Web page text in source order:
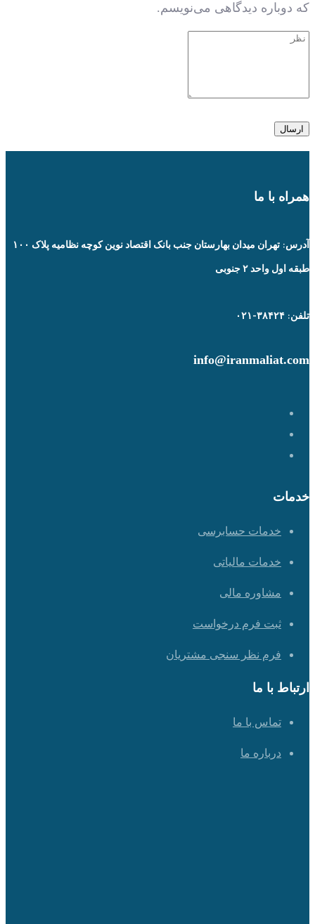
که دوباره دیدگاهی می‌نویسم.
همراه با ما
آدرس: تهران میدان بهارستان جنب بانک اقتصاد نوین کوچه نظامیه پلاک ۱۰۰
طبقه اول واحد ۲ جنوبی
تلفن: ۳۸۴۲۴-۰۲۱
info@iranmaliat.com
خدمات
خدمات حسابرسی
خدمات مالیاتی
مشاوره مالی
ثبت فرم درخواست
فرم نظر سنجی مشتریان
ارتباط با ما
تماس با ما
درباره ما